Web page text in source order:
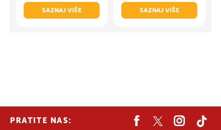
SAZNAJ VIŠE
SAZNAJ VIŠE
PRATITE NAS: